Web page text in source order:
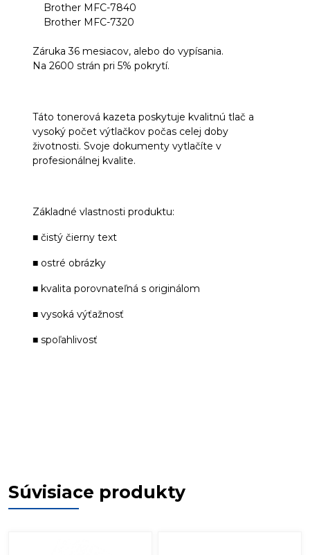
Brother MFC-7840
Brother MFC-7320
Záruka 36 mesiacov, alebo do vypísania.
Na 2600 strán pri 5% pokrytí.
Táto tonerová kazeta poskytuje kvalitnú tlač a
vysoký počet výtlačkov počas celej doby
životnosti. Svoje dokumenty vytlačíte v
profesionálnej kvalite.
Základné vlastnosti produktu:
■ čistý čierny text
■ ostré obrázky
■ kvalita porovnateľná s originálom
■ vysoká výťažnosť
■ spoľahlivosť
Súvisiace produkty